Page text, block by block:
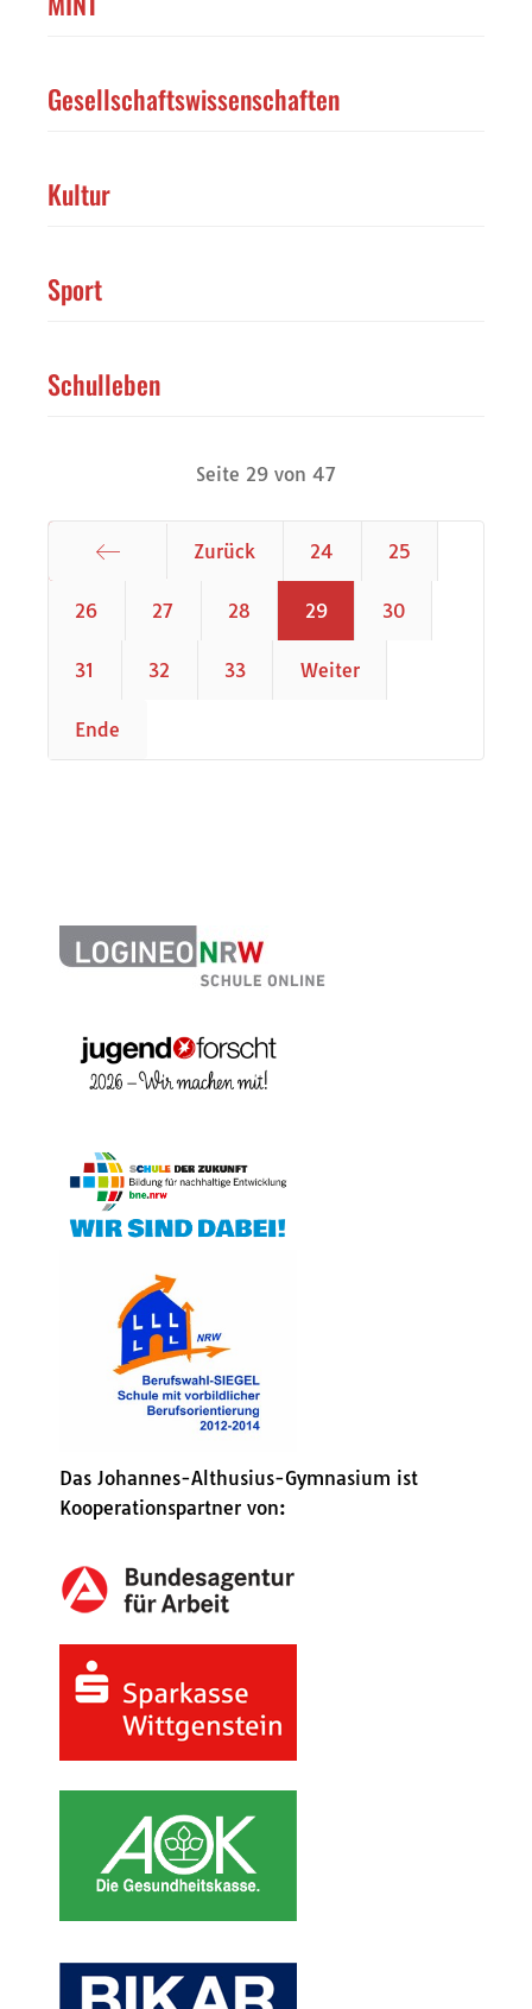
Gesellschaftswissenschaften
Kultur
Sport
Schulleben
Seite 29 von 47
Start
Zurück 24 25
26 27 28 29 30
31 32 33 Weiter
Ende
Das Johannes-Althusius-Gymnasium ist
Kooperationspartner von: